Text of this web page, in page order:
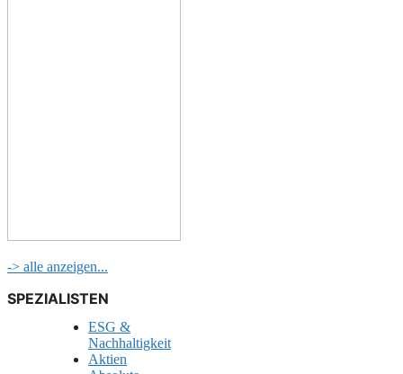
-> alle anzeigen...
SPEZIALISTEN
ESG &
Nachhaltigkeit
Aktien